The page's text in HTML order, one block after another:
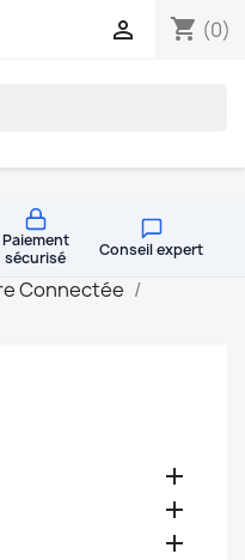
shopping_cart (0)

Paiement
sécurisé
Conseil expert
Connectée


